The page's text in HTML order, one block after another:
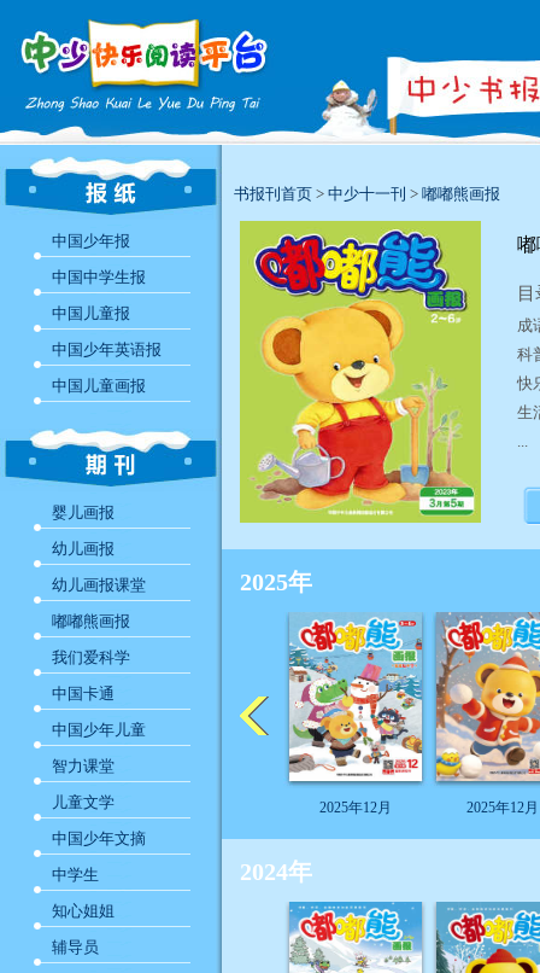
中国少年报
中国中学生报
中国儿童报
中国少年英语报
中国儿童画报
婴儿画报
幼儿画报
幼儿画报课堂
嘟嘟熊画报
我们爱科学
中国卡通
中国少年儿童
智力课堂
儿童文学
中国少年文摘
中学生
知心姐姐
辅导员
书报刊首页 > 中少十一刊 > 嘟嘟熊画报
成
科
快
生
...
2025年
2025年12月 2025年12月
2024年